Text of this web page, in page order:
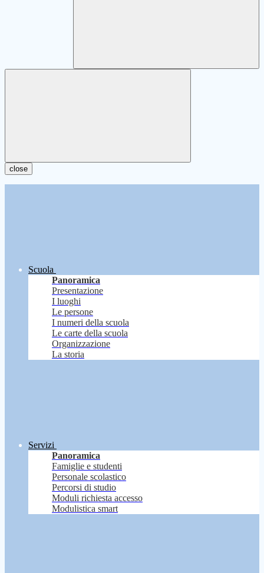
close
Scuola
Panoramica
Presentazione
I luoghi
Le persone
I numeri della scuola
Le carte della scuola
Organizzazione
La storia
Servizi
Panoramica
Famiglie e studenti
Personale scolastico
Percorsi di studio
Moduli richiesta accesso
Modulistica smart